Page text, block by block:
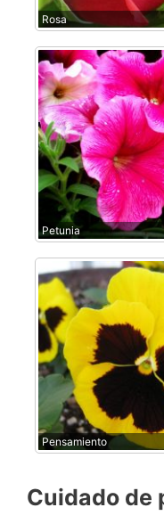
Rosa
Petunia
Pensamiento
Cuidado de